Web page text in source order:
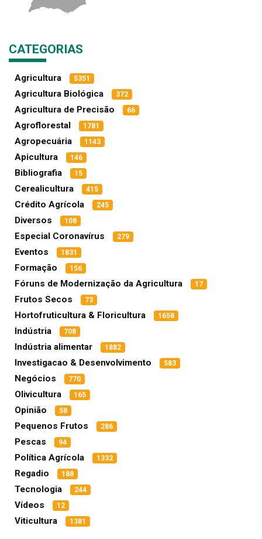
CATEGORIAS
Agricultura 5351
Agricultura Biológica 372
Agricultura de Precisão 66
Agroflorestal 1781
Agropecuária 1143
Apicultura 146
Bibliografia 15
Cerealicultura 415
Crédito Agrícola 245
Diversos 108
Especial Coronavírus 279
Eventos 1831
Formação 156
Fóruns de Modernização da Agricultura 17
Frutos Secos 73
Hortofruticultura & Floricultura 1658
Indústria 708
Indústria alimentar 1882
Investigacao & Desenvolvimento 583
Negócios 770
Olivicultura 165
Opinião 58
Pequenos Frutos 286
Pescas 94
Política Agrícola 1332
Regadio 188
Tecnologia 244
Vídeos 12
Viticultura 1381